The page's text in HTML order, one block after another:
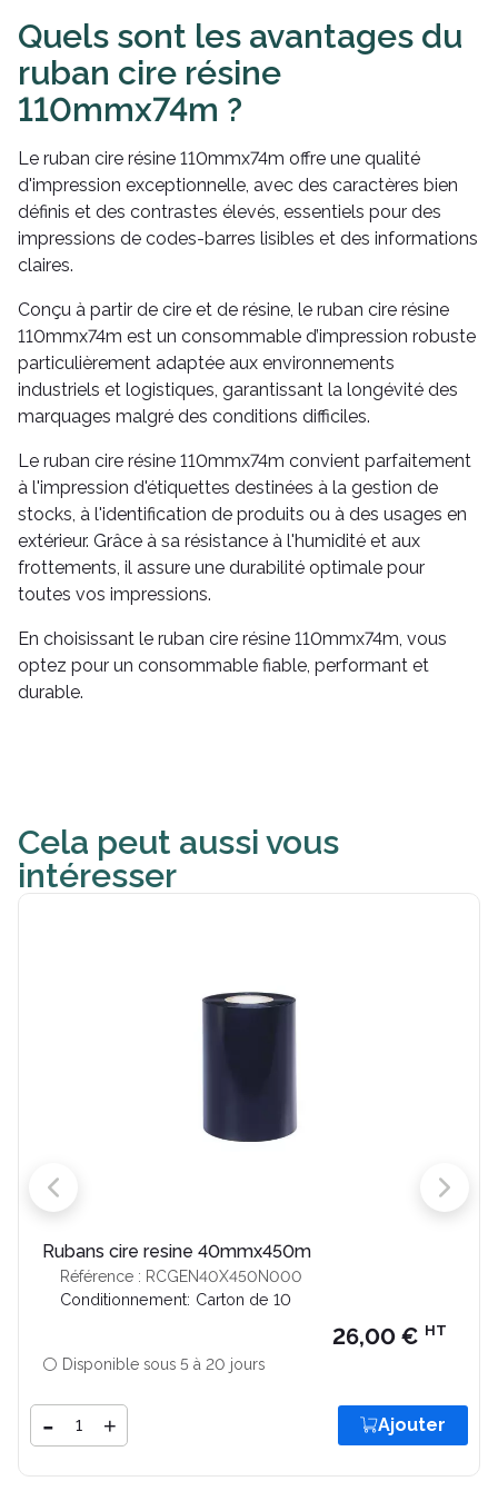
Quels sont les avantages du
ruban cire résine
110mmx74m ?
Le ruban cire résine 110mmx74m offre une qualité
d'impression exceptionnelle, avec des caractères bien
définis et des contrastes élevés, essentiels pour des
impressions de codes-barres lisibles et des informations
claires.
Conçu à partir de cire et de résine, le ruban cire résine
110mmx74m est un consommable d’impression robuste
particulièrement adaptée aux environnements
industriels et logistiques, garantissant la longévité des
marquages malgré des conditions difficiles.
Le ruban cire résine 110mmx74m convient parfaitement
à l'impression d'étiquettes destinées à la gestion de
stocks, à l'identification de produits ou à des usages en
extérieur. Grâce à sa résistance à l'humidité et aux
frottements, il assure une durabilité optimale pour
toutes vos impressions.
En choisissant le ruban cire résine 110mmx74m, vous
optez pour un consommable fiable, performant et
durable.
Cela peut aussi vous
intéresser
Rubans cire resine 40mmx450m
Référence : RCGEN40X450N000
Conditionnement: Carton de 10
26,00 € HT
⚪ Disponible sous 5 à 20 jours
- + Ajouter